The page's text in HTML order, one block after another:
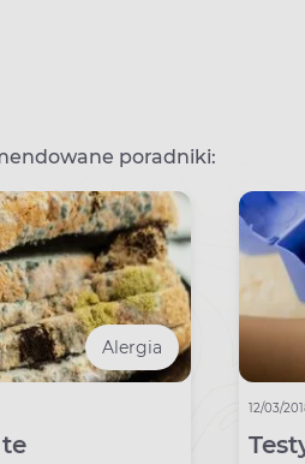
poradniki:
Alergia
12/03/